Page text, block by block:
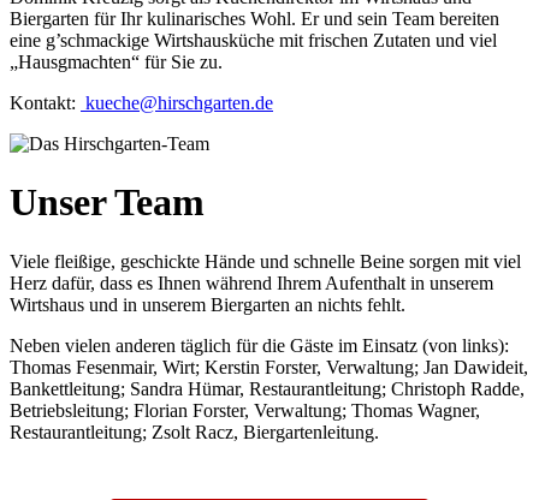
Biergarten für Ihr kulinarisches Wohl. Er und sein Team bereiten
eine g’schmackige Wirtshausküche mit frischen Zutaten und viel
„Hausgmachten“ für Sie zu.
Kontakt: kueche@hirschgarten.de
Unser Team
Viele fleißige, geschickte Hände und schnelle Beine sorgen mit viel
Herz dafür, dass es Ihnen während Ihrem Aufenthalt in unserem
Wirtshaus und in unserem Biergarten an nichts fehlt.
Neben vielen anderen täglich für die Gäste im Einsatz (von links):
Thomas Fesenmair, Wirt; Kerstin Forster, Verwaltung; Jan Dawideit,
Bankettleitung; Sandra Hümar, Restaurantleitung; Christoph Radde,
Betriebsleitung; Florian Forster, Verwaltung; Thomas Wagner,
Restaurantleitung; Zsolt Racz, Biergartenleitung.